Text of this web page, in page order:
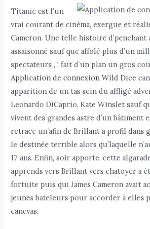
Titanic est l’un
vrai courant de cinéma, exergue et
Cameron. Une telle histoire d’penchant
assaisonné sauf que affolé plus d’un
spectateurs , ! fait d’un plan un gros
Application de connexion Wild Dice
apparition de un tas sein du affligé
Leonardo DiCaprio, Kate Winslet sauf
vivent des grandes astre d’un bâtiment
retrace un’afin de Brillant a profil
le destinée terrible alors qu’laquelle
17 ans. Enfin, soir apporte, cette
apprends vers Brillant vers chatoyer a
fortuite puis qui James Cameron avait
jeunes bateleurs pour accorder à elles
canevas.